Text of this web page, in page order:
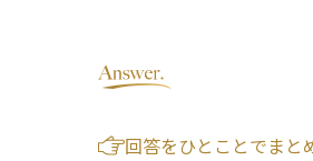
回答をひとことでまと